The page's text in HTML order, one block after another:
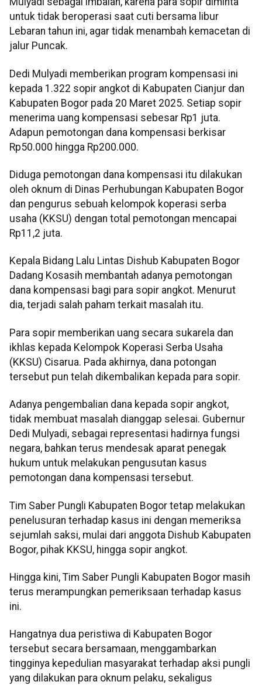
untuk tidak beroperasi saat cuti bersama libur
Lebaran tahun ini, agar tidak menambah kemacetan di
jalur Puncak.
Dedi Mulyadi memberikan program kompensasi ini
kepada 1.322 sopir angkot di Kabupaten Cianjur dan
Kabupaten Bogor pada 20 Maret 2025. Setiap sopir
menerima uang kompensasi sebesar Rp1 juta.
Adapun pemotongan dana kompensasi berkisar
Rp50.000 hingga Rp200.000.
Diduga pemotongan dana kompensasi itu dilakukan
oleh oknum di Dinas Perhubungan Kabupaten Bogor
dan pengurus sebuah kelompok koperasi serba
usaha (KKSU) dengan total pemotongan mencapai
Rp11,2 juta.
Kepala Bidang Lalu Lintas Dishub Kabupaten Bogor
Dadang Kosasih membantah adanya pemotongan
dana kompensasi bagi para sopir angkot. Menurut
dia, terjadi salah paham terkait masalah itu.
Para sopir memberikan uang secara sukarela dan
ikhlas kepada Kelompok Koperasi Serba Usaha
(KKSU) Cisarua. Pada akhirnya, dana potongan
tersebut pun telah dikembalikan kepada para sopir.
Adanya pengembalian dana kepada sopir angkot,
tidak membuat masalah dianggap selesai. Gubernur
Dedi Mulyadi, sebagai representasi hadirnya fungsi
negara, bahkan terus mendesak aparat penegak
hukum untuk melakukan pengusutan kasus
pemotongan dana kompensasi tersebut.
Tim Saber Pungli Kabupaten Bogor tetap melakukan
penelusuran terhadap kasus ini dengan memeriksa
sejumlah saksi, mulai dari anggota Dishub Kabupaten
Bogor, pihak KKSU, hingga sopir angkot.
Hingga kini, Tim Saber Pungli Kabupaten Bogor masih
terus merampungkan pemeriksaan terhadap kasus
ini.
Hangatnya dua peristiwa di Kabupaten Bogor
tersebut secara bersamaan, menggambarkan
tingginya kepedulian masyarakat terhadap aksi pungli
yang dilakukan para oknum pelaku, sekaligus